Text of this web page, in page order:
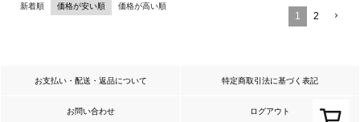
新着順 価格が安い順 価格が高い順
1 2
お支払い・配送・返品について 特定商取引法に基づく表記
お問い合わせ ログアウト